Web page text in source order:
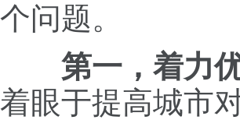
个问题。
第一，着力
着眼于提高城市